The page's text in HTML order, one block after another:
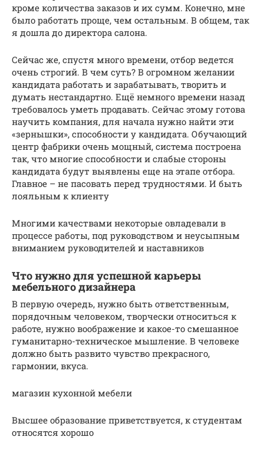
кроме количества заказов и их сумм. Конечно, мне
было работать проще, чем остальным. В общем, так
я дошла до директора салона.
Сейчас же, спустя много времени, отбор ведется
очень строгий. В чем суть? В огромном желании
кандидата работать и зарабатывать, творить и
думать нестандартно. Ещё немного времени назад
требовалось уметь продавать. Сейчас этому готова
научить компания, для начала нужно найти эти
«зернышки», способности у кандидата. Обучающий
центр фабрики очень мощный, система построена
так, что многие способности и слабые стороны
кандидата будут выявлены еще на этапе отбора.
Главное – не пасовать перед трудностями. И быть
лояльным к клиенту
Многими качествами некоторые овладевали в
процессе работы, под руководством и неусыпным
вниманием руководителей и наставников
Что нужно для успешной карьеры
мебельного дизайнера
В первую очередь, нужно быть ответственным,
порядочным человеком, творчески относиться к
работе, нужно воображение и какое-то смешанное
гуманитарно-техническое мышление. В человеке
должно быть развито чувство прекрасного,
гармонии, вкуса.
магазин кухонной мебели
Высшее образование приветствуется, к студентам
относятся хорошо